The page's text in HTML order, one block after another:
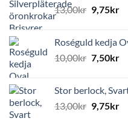
13,00kr 9,75kr
Roséguld kedja
10,00kr 7,50kr
Stor berlock,
13,00kr 9,75kr